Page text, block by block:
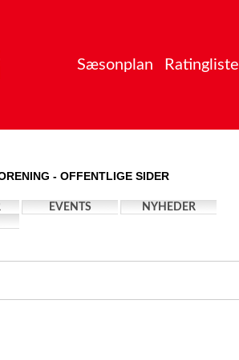
Sæsonplan Ratingliste
- OFFENTLIGE SIDER
EVENTS
NYHEDER